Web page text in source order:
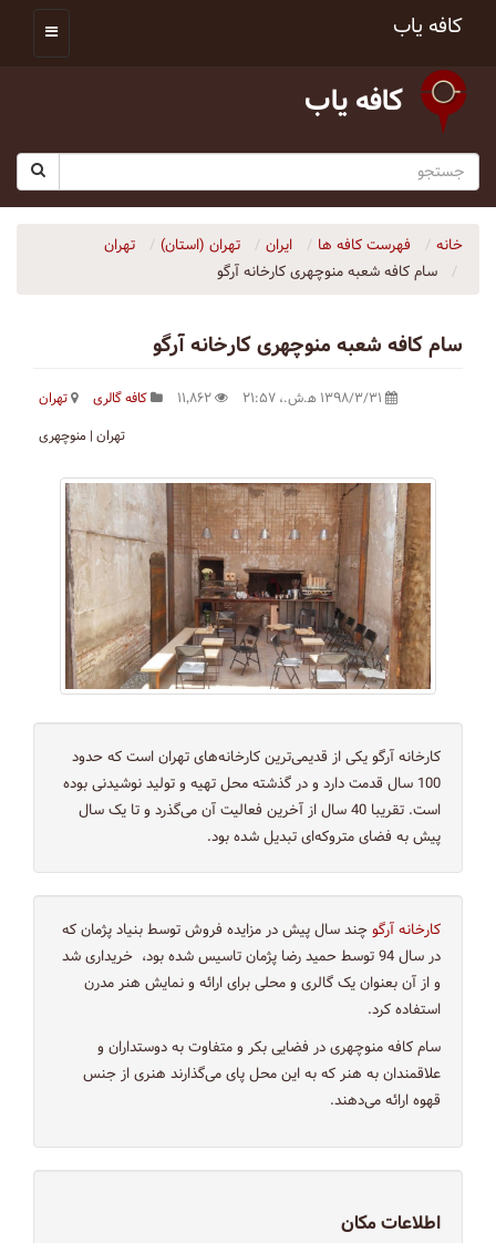
کافه یاب
کافه یاب
خانه فهرست کافه ها ایران تهران (استان)
تهران
سام کافه شعبه منوچهری کارخانه آرگو
سام کافه شعبه منوچهری کارخانه آرگو
کافه گالری
تهران
تهران | منوچهری
کارخانه آرگو یکی از قدیمی‌ترین کارخانه‌های تهران است که حدود
100 سال قدمت دارد و در گذشته محل تهیه و تولید نوشیدنی بوده
است. تقریبا 40 سال از آخرین فعالیت آن می‌گذرد و تا یک سال
پیش به فضای متروکه‌ای تبدیل شده بود.
کارخانه آرگوچند سال پیش در مزایده فروش توسط بنیاد پژمان که
در سال 94 توسط حمید رضا پژمان تاسیس شده بود، خریداری شد
و از آن بعنوان یک گالری و محلی برای ارائه و نمایش هنر مدرن
استفاده کرد.
سام کافه منوچهری در فضایی بکر و متفاوت به دوستداران و
علاقمندان به هنر که به این محل پای می‌گذارند هنری از جنس
قهوه ارائه می‌دهند.
اطلاعات مکان